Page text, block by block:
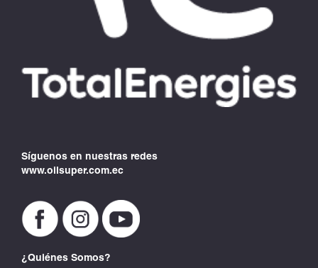
Síguenos en nuestras redes
www.oilsuper.com.ec
¿Quiénes Somos?